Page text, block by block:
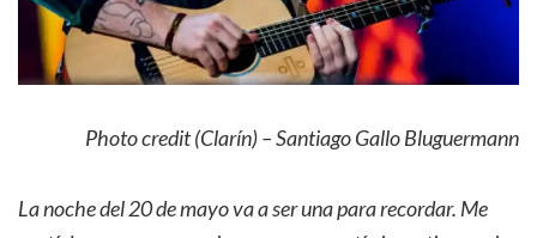
Photo credit (Clarín) – Santiago Gallo Bluguermann
La noche del 20 de mayo va a ser una para recordar. Me